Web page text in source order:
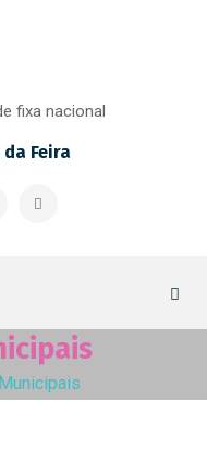
fixa nacional
Feira